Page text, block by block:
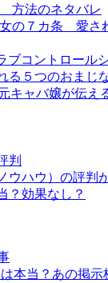
方法のネタバレ
７カ条 愛さ
コントロー
る５つのおまじ
ャバ嬢が伝
判
ウハウ）の評判
？効果なし？
本当？あの掲示